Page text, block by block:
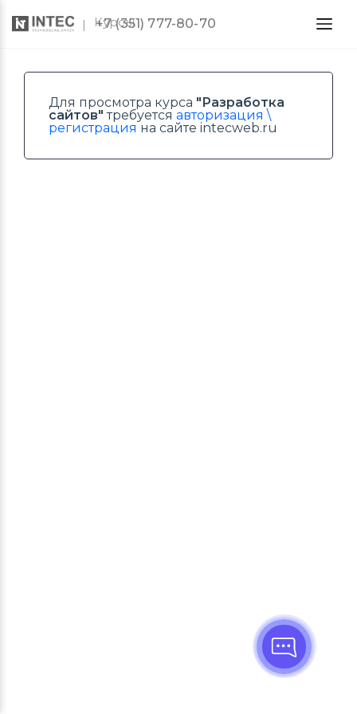
Курсы
+7 (351) 777-80-70
Для просмотра курса "Разработка
сайтов" требуется авторизация \
регистрация на сайте intecweb.ru